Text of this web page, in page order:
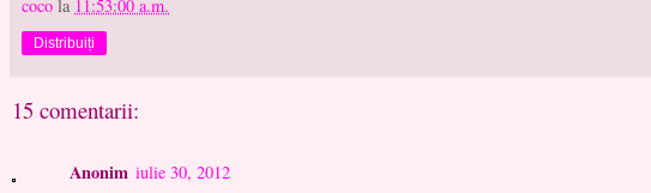
coco la 11:53:00 a.m.
Distribuiți
15 comentarii:
Anonim iulie 30, 2012